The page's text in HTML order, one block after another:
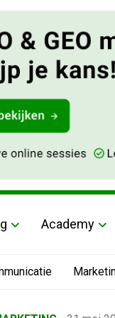
Academy